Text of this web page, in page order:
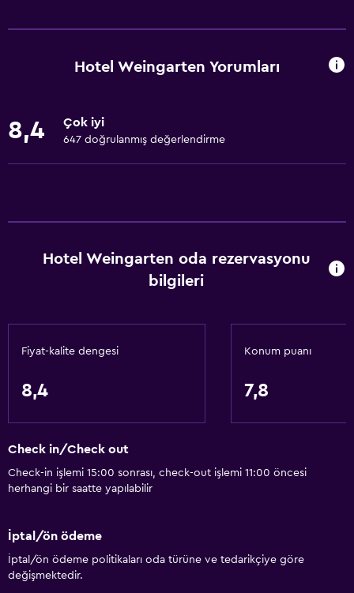
Ücretsiz WiFi
Ücretsiz tuvalet malzemeleri
Havuz ve spa
Masaj
Kapalı havuz
Açık havuz
Havuz havluları
Buhar banyosu
Hotel Weingarten Yorumları
8,4 Çok iyi
647 doğrulanmış değerlendirme
Hotel Weingarten oda rezervasyonu
bilgileri
Fiyat-kalite dengesi
8,4
Konum puanı
7,8
Check in/Check out
Check-in işlemi 15:00 sonrası, check-out işlemi 11:00 öncesi
herhangi bir saatte yapılabilir
İptal/ön ödeme
İptal/ön ödeme politikaları oda türüne ve tedarikçiye göre
değişmektedir.